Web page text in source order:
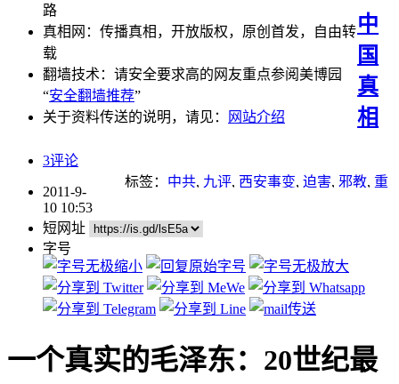
路
真相网：传播真相，开放版权，原创首发，自由转
载
翻墙技术：请安全要求高的网友重点参阅美博园
“安全翻墙推荐”
关于资料传送的说明，请见：
网站介绍
中
国
真
相
3评论
标签： 中共, 九评, 西安事变, 迫害, 邪教, 重
2011-9-
10 10:53
短网址
字号
一个真实的毛泽东：20世纪最